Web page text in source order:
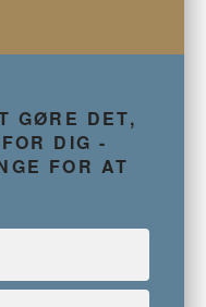
GØRE DET,
DIG -
FOR AT